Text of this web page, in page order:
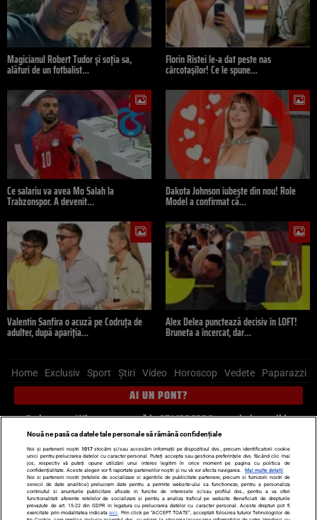
Magicianul Robert Tudor și soția sa,
alături de un fotbalist…
Florin Ristei le-a dat peste nas
cârcotașilor! Ce le spune…
Ce salariu va avea Mo Salah la
Trabzonspor. A devenit…
Dakota Johnson iubește din nou! Role
Model a confirmat că…
Valentin Sanfira o acuză pe Codruța de
adulter, după apariția…
Alex Delea punctează decisiv în LOFT!
Bruneta a încercat, dar…
Home Exclusiv Sport Știri Video Horoscop Vedete Paparazzi
AI UN PONT?
Scrie-ne pe Whatsapp, sună la 0741226226 sau trimite mail la
pont@cancan.ro
Știri interne Știri externe
Politică
Ultimele stiri
Diete Insula Iubirii Dictionar de vise
LIFE STYLE
Horoscop
Nouă ne pasă ca datele tale personale să rămână confidențiale
Noi și partenerii noștri 1017stocăm și/sau accesăm informații pe dispozitivul dvs., precum identificatorii cookie
unici pentru prelucrarea datelor cu caracter personal. Puteți accepta sau gestiona preferințele dvs. făcând clic mai
jos, respectiv vă puteți opune utilizării unui interes legitim în orice moment pe pagina cu politica de
confidențialitate. Aceste alegeri vor fi raportate partenerilor noștri și nu vă vor afecta navigarea.
Mai multe detalii
Noi si partenerii nostri (retelele de socializare si agentiile de publicitate partenere, precum si furnizorii nostri de
servicii de date analitice) prelucram date pentru a permite website-ului sa functioneze, pentru a personaliza
continutul si anunturile publicitare afisate in functie de interesele si/sau profilul dvs., pentru a va oferi
functionalitati aferente retelelor de socializare si pentru a analiza traficul pe website. Beneficiati de drepturile
prevazute de art. 15-22 din GDPR in legatura cu prelucrarea datelor cu caracter personal. Aceste drepturi pot fi
exercitate prin modalitatea indicataaici . Prin click pe “ACCEPT TOATE”, acceptati folosirea tuturor Tehnologiilor de